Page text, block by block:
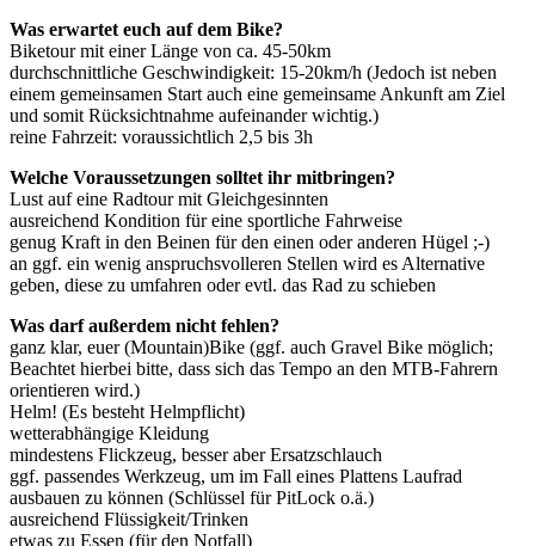
Was erwartet euch auf dem Bike?
Biketour mit einer Länge von ca. 45-50km
durchschnittliche Geschwindigkeit: 15-20km/h (Jedoch ist neben
einem gemeinsamen Start auch eine gemeinsame Ankunft am Ziel
und somit Rücksichtnahme aufeinander wichtig.)
reine Fahrzeit: voraussichtlich 2,5 bis 3h
Welche Voraussetzungen solltet ihr mitbringen?
Lust auf eine Radtour mit Gleichgesinnten
ausreichend Kondition für eine sportliche Fahrweise
genug Kraft in den Beinen für den einen oder anderen Hügel ;-)
an ggf. ein wenig anspruchsvolleren Stellen wird es Alternative
geben, diese zu umfahren oder evtl. das Rad zu schieben
Was darf außerdem nicht fehlen?
ganz klar, euer (Mountain)Bike (ggf. auch Gravel Bike möglich;
Beachtet hierbei bitte, dass sich das Tempo an den MTB-Fahrern
orientieren wird.)
Helm! (Es besteht Helmpflicht)
wetterabhängige Kleidung
mindestens Flickzeug, besser aber Ersatzschlauch
ggf. passendes Werkzeug, um im Fall eines Plattens Laufrad
ausbauen zu können (Schlüssel für PitLock o.ä.)
ausreichend Flüssigkeit/Trinken
etwas zu Essen (für den Notfall)